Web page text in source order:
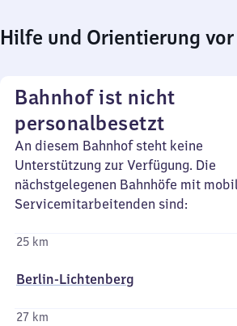
Hilfe und Orientierung
Bahnhof ist nicht
personalbesetzt
An diesem Bahnhof steht keine
Unterstützung zur Verfügung. Die
nächstgelegenen Bahnhöfe mit
Servicemitarbeitenden sind:
25 km
Berlin-Lichtenberg
27 km